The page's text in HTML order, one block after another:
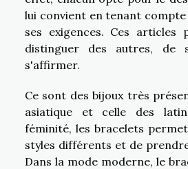
lui convient en tenant
ses exigences. Ces articles
distinguer des autres, de
s'affirmer.
Ce sont des bijoux très
asiatique et celle des
féminité, les bracelets
styles différents et de
Dans la mode moderne, le